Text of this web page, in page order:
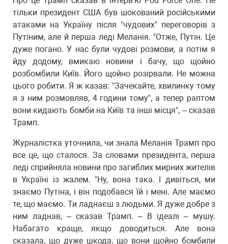
тільки президент США був шокований російськими
атаками на Україну після "чудових" переговорів з
Путіним, але й перша леді Меланія. "Отже, Путін. Це
дуже погано. У нас були чудові розмови, а потім я
йду додому, вмикаю новини і бачу, що щойно
розбомбили Київ. Його щойно розірвали. Не можна
цього робити. Я ж казав: "Зачекайте, хвилинку тому
я з ним розмовляв, 4 години тому", а тепер раптом
вони кидають бомби на Київ та інші місця", – сказав
Трамп.
Журналістка уточнила, чи знала Меланія Трамп про
все це, що сталося. За словами президента, перша
леді сприйняла новини про загиблих мирних жителів
в Україні із жалем. "Ну, вона така. І дивіться, ми
знаємо Путіна, і він подобався їй і мені. Але маємо
те, що маємо. Ти ладнаєш з людьми. Я дуже добре з
ним ладнав, – сказав Трамп. – В ідеалі – мушу.
Набагато краще, якщо доводиться. Але вона
сказала, що дуже шкода, що вони щойно бомбили